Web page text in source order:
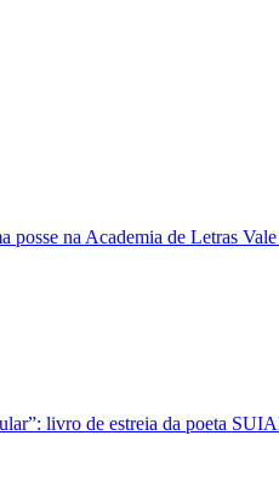
na Academia de Letras Vale
livro de estreia da poeta